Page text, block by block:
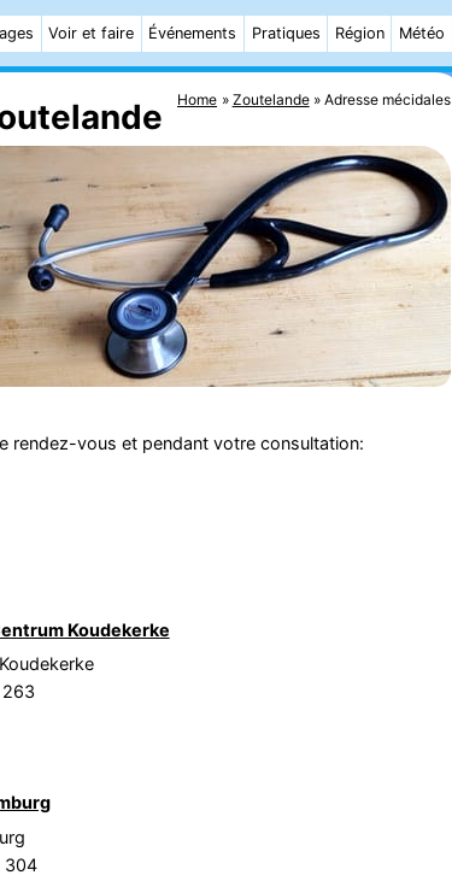
Voir et faire Événements Pratiques Région Météo
Home Zoutelande Adresse mécidales
rendez-vous et pendant votre consultation:
Koudekerke
263
304